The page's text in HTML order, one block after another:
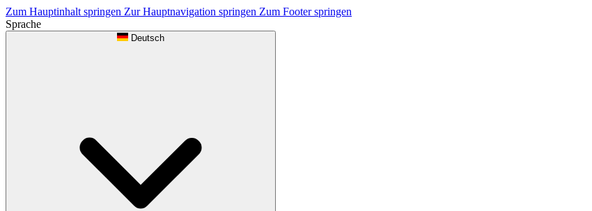
Zum Hauptinhalt springen Zur Hauptnavigation springen Zum Footer springen
Sprache
Deutsch